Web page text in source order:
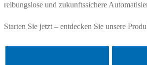
reibungslose und zukunftssichere
Starten Sie jetzt – entdecken Sie unsere